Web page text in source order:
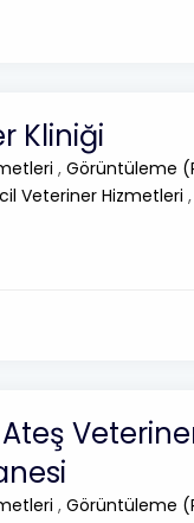
Kliniği
, Görüntüleme
Veteriner Hizmetleri ,
, Görüntüleme